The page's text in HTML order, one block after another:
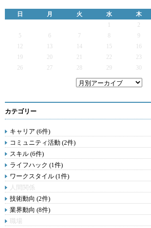
日 月 火 水 木
2
5
6 7 9
12
13 14 15 16
19
20 21 22 23
26
27 28 29 30
カテゴリー
キャリア (6件)
コミュニティ活動 (2件)
スキル (6件)
ライフハック (1件)
ワークスタイル (1件)
人間関係
技術動向 (2件)
業界動向 (8件)
職場